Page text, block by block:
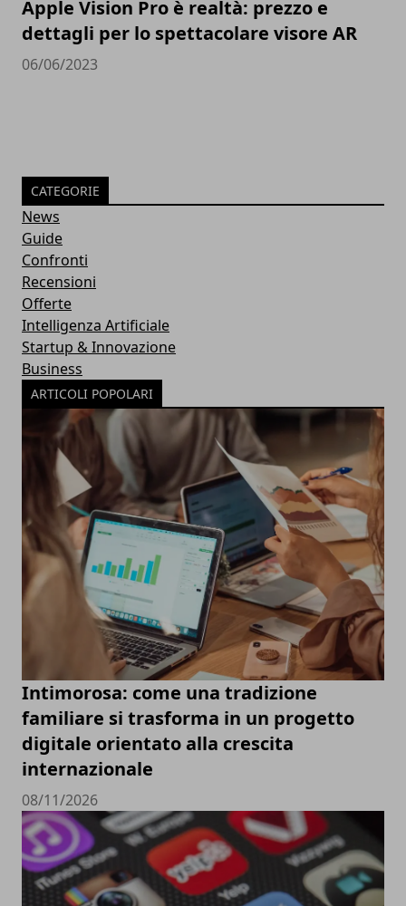
Apple Vision Pro è realtà: prezzo e
dettagli per lo spettacolare visore AR
06/06/2023
CATEGORIE
News
Guide
Confronti
Recensioni
Offerte
Intelligenza Artificiale
Startup & Innovazione
Business
ARTICOLI POPOLARI
Intimorosa: come una tradizione
familiare si trasforma in un progetto
digitale orientato alla crescita
internazionale
08/11/2026